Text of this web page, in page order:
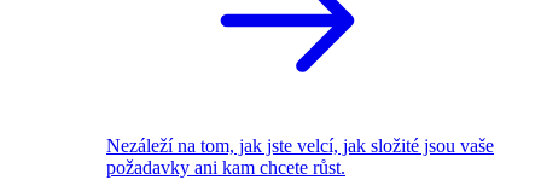
Nezáleží na tom, jak jste velcí, jak složité jsou vaše
požadavky ani kam chcete růst.